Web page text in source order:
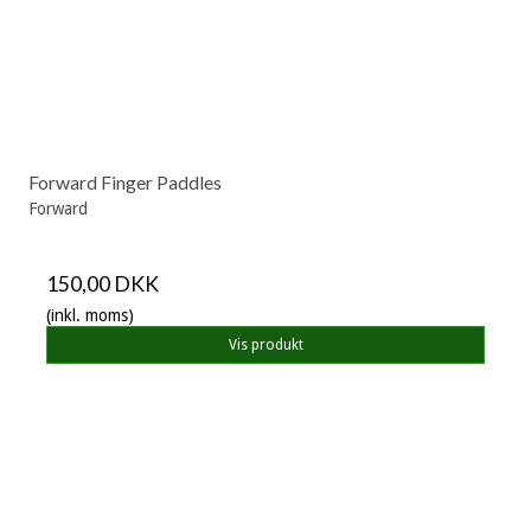
Forward Finger Paddles
Forward
150,00 DKK
(inkl. moms)
Vis produkt